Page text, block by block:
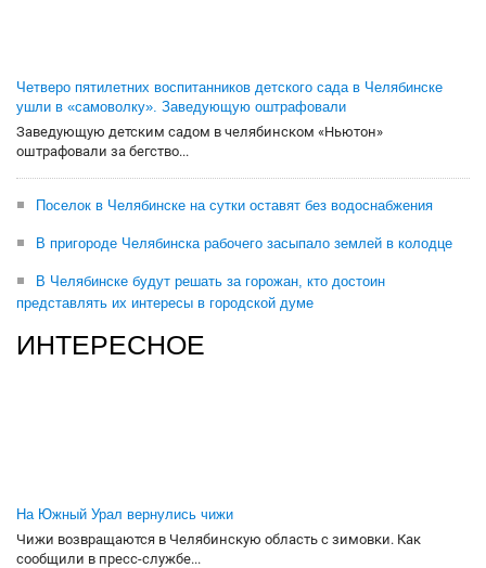
Четверо пятилетних воспитанников детского сада в Челябинске
ушли в «самоволку». Заведующую оштрафовали
Заведующую детским садом в челябинском «Ньютон»
оштрафовали за бегство...
Поселок в Челябинске на сутки оставят без водоснабжения
В пригороде Челябинска рабочего засыпало землей в колодце
В Челябинске будут решать за горожан, кто достоин
представлять их интересы в городской думе
ИНТЕРЕСНОЕ
На Южный Урал вернулись чижи
Чижи возвращаются в Челябинскую область с зимовки. Как
сообщили в пресс-службе...